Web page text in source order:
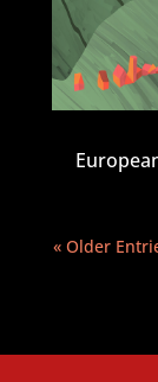
« Older